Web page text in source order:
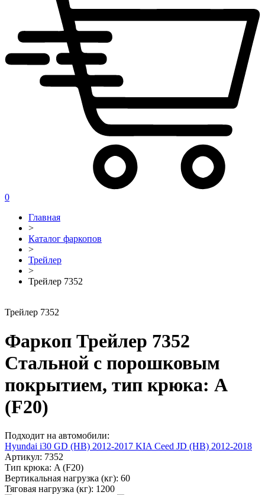
0
Главная
>
Каталог фаркопов
>
Трейлер
>
Трейлер 7352
Трейлер 7352
Фаркоп Трейлер 7352
Стальной с порошковым
покрытием, тип крюка: A
(F20)
Подходит на автомобили:
Hyundai i30 GD (HB) 2012-2017 KIA Ceed JD (HB) 2012-2018
Артикул: 7352
Тип крюка: A (F20)
Вертикальная нагрузка (кг): 60
Тяговая нагрузка (кг): 1200